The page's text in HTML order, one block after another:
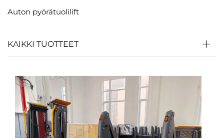
Auton pyörätuolilift
KAIKKI TUOTTEET